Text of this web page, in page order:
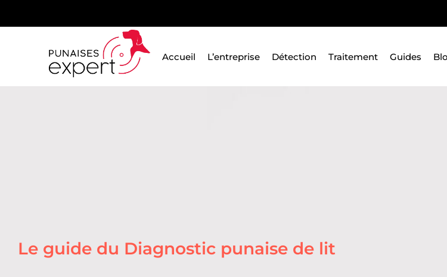
Accueil L’entreprise Détection Traitement Guides
Le guide du Diagnostic punaise de lit